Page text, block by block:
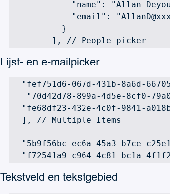
      ], // People picker
Lijst- en e-mailpicker
"fef751d6-067d-431b-8a6d-
"fe68df23-432e-4c0f-9841-
], // Multiple Items
"5b9f56bc-ec6a-45a3-b7ce-
"f72541a9-c964-4c81-bc1a-
Tekstveld en tekstgebied